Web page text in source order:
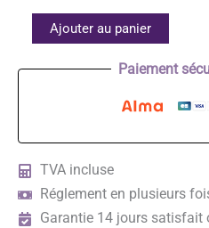
quantité
PIANO
U1
-
OCCASION
Ajouter au panier
Paiement
TVA incluse
Réglement en plusieurs
Garantie 14 jours satisfait